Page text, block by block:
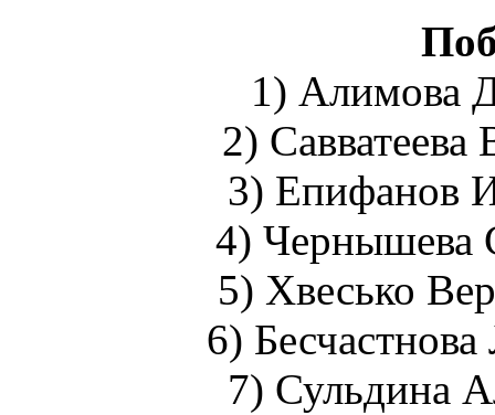
1) Алимова
2)
3) Епифанов
4) Чернышева
5) Хвесько
6)
7) Сульдина